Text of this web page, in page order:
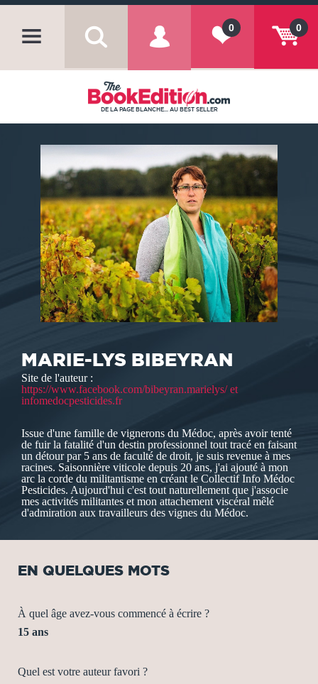
0
0
DE LA PAGE BLANCHE... AU BEST SELLER
MARIE-LYS BIBEYRAN
Site de l'auteur :
https://www.facebook.com/bibeyran.marielys/ et
infomedocpesticides.fr
Issue d'une famille de vignerons du Médoc, après avoir tenté
de fuir la fatalité d'un destin professionnel tout tracé en faisant
un détour par 5 ans de faculté de droit, je suis revenue à mes
racines. Saisonnière viticole depuis 20 ans, j'ai ajouté à mon
arc la corde du militantisme en créant le Collectif Info Médoc
Pesticides. Aujourd'hui c'est tout naturellement que j'associe
mes activités militantes et mon attachement viscéral mêlé
d'admiration aux travailleurs des vignes du Médoc.
EN QUELQUES MOTS
À quel âge avez-vous commencé à écrire ?
15 ans
Quel est votre auteur favori ?